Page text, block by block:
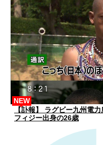
【訃報】 ラグビー九州電
フィジー出身の26歳
NEW